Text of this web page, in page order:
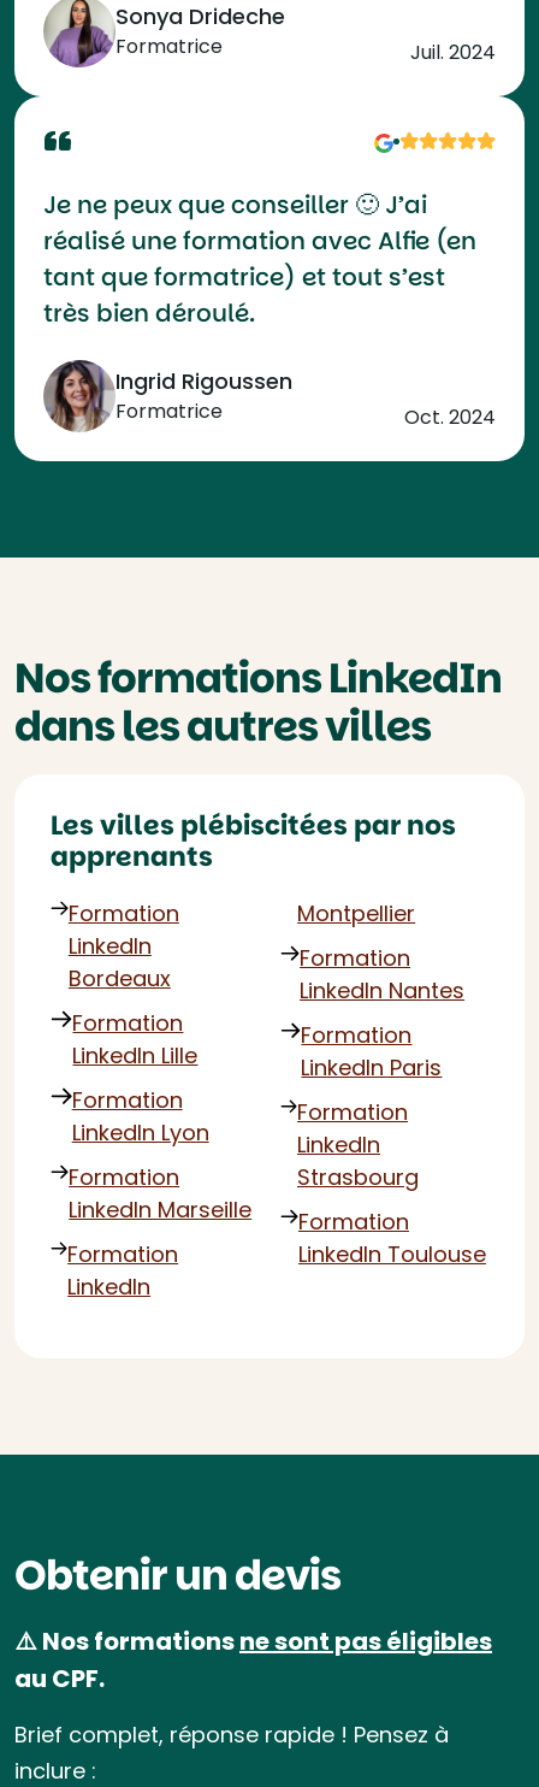
Sonya Drideche
Formatrice Juil. 2024
Je ne peux que conseiller 🙂 J’ai
réalisé une formation avec Alfie (en
tant que formatrice) et tout s’est
très bien déroulé.
Ingrid Rigoussen
Formatrice Oct. 2024
Nos formations LinkedIn
dans les autres villes
Les villes plébiscitées par nos
apprenants
Formation
LinkedIn
Bordeaux
Formation
LinkedIn Lille
Formation
LinkedIn Lyon
Formation
LinkedIn Marseille
Formation
LinkedIn
Montpellier
Formation
LinkedIn Nantes
Formation
LinkedIn Paris
Formation
LinkedIn
Strasbourg
Formation
LinkedIn Toulouse
Obtenir un devis
⚠️ Nos formationsne sont pas éligibles
au CPF.
Brief complet, réponse rapide ! Pensez à
inclure :